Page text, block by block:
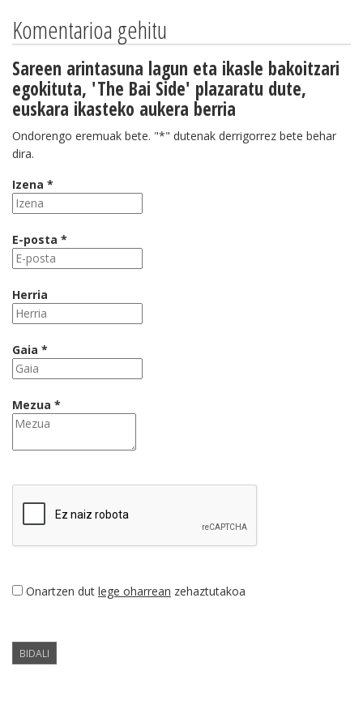
Komentarioa gehitu
Sareen arintasuna lagun eta ikasle bakoitzari
egokituta, 'The Bai Side' plazaratu dute,
euskara ikasteko aukera berria
Ondorengo eremuak bete. "*" dutenak derrigorrez bete behar
dira.
Izena *
E-posta *
Herria
Gaia *
Mezua *
Onartzen dut lege oharrean zehaztutakoa
BIDALI